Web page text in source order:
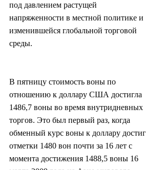
под давлением растущей
напряженности в местной политике и
изменившейся глобальной торговой
среды.
В пятницу стоимость воны по
отношению к доллару США достигла
1486,7 воны во время внутридневных
торгов. Это был первый раз, когда
обменный курс воны к доллару достиг
отметки 1480 вон почти за 16 лет с
момента достижения 1488,5 воны 16